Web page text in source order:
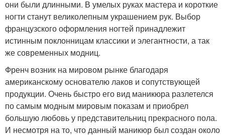
они были длинными. В умелых руках мастера и короткие
ногти станут великолепным украшением рук. Выбор
французского оформления ногтей принадлежит
истинным поклонницам классики и элегантности, а так
же современных модниц.
Френч возник на мировом рынке благодаря
американскому основателю лаков и сопутствующей
продукции. Очень быстро его вид маникюра разлетелся
по самым модным мировым показам и приобрел
большую любовь у представительниц прекрасного пола.
И несмотря на то, что данный маникюр был создан около